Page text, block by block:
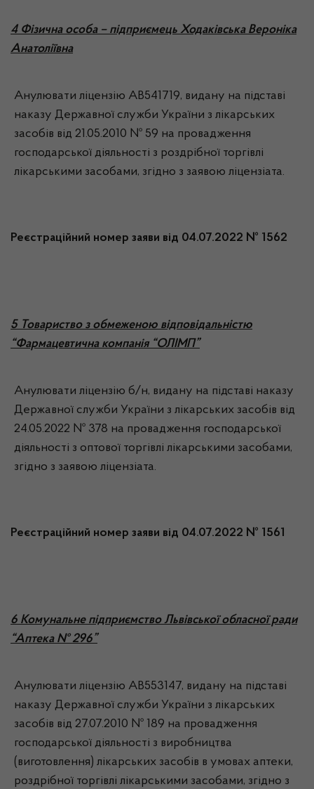
4 Фізична особа – підприємець Ходаківська Вероніка
Анатоліївна
Анулювати ліцензію АВ541719, видану на підставі
наказу Державної служби України з лікарських
засобів від 21.05.2010 № 59 на провадження
господарської діяльності з роздрібної торгівлі
лікарськими засобами, згідно з заявою ліцензіата.
Реєстраційний номер заяви від 04.07.2022 № 1562
5 Товариство з обмеженою відповідальністю
“Фармацевтична компанія “ОЛІМП”
Анулювати ліцензію б/н, видану на підставі наказу
Державної служби України з лікарських засобів від
24.05.2022 № 378 на провадження господарської
діяльності з оптової торгівлі лікарськими засобами,
згідно з заявою ліцензіата.
Реєстраційний номер заяви від 04.07.2022 № 1561
6 Комунальне підприємство Львівської обласної ради
“Аптека № 296”
Анулювати ліцензію АВ553147, видану на підставі
наказу Державної служби України з лікарських
засобів від 27.07.2010 № 189 на провадження
господарської діяльності з виробництва
(виготовлення) лікарських засобів в умовах аптеки,
роздрібної торгівлі лікарськими засобами, згідно з